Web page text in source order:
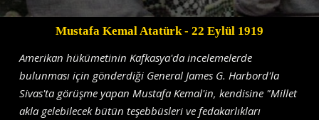
Mustafa Kemal Atatürk- 22 Eylül 1919
Amerikan hükümetinin Kafkasya'da incelemelerde
bulunması için gönderdiği General James G. Harbord'la
Sivas'ta görüşme yapan Mustafa Kemal'in, kendisine "Millet
akla gelebilecek bütün teşebbüsleri ve fedakarlıkları